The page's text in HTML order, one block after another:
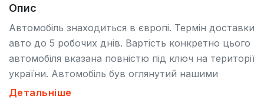
Опис
Автомобіль знаходиться в європі. Термін доставки
авто до 5 робочих днів. Вартість конкретно цього
автомобіля вказана повністю під ключ на території
україни. Автомобіль був оглянутий нашими
фахівцями(авто без дтп та з оригінальним
Детальніше